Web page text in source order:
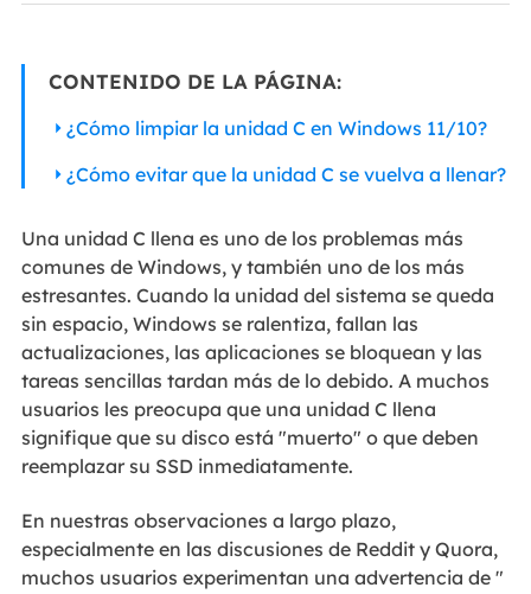
CONTENIDO DE LA PÁGINA:
¿Cómo limpiar la unidad C en Windows 11/10?
¿Cómo evitar que la unidad C se vuelva a llenar?
Una unidad C llena es uno de los problemas más
comunes de Windows, y también uno de los más
estresantes. Cuando la unidad del sistema se queda
sin espacio, Windows se ralentiza, fallan las
actualizaciones, las aplicaciones se bloquean y las
tareas sencillas tardan más de lo debido. A muchos
usuarios les preocupa que una unidad C llena
signifique que su disco está "muerto" o que deben
reemplazar su SSD inmediatamente.
En nuestras observaciones a largo plazo,
especialmente en las discusiones de Reddit y Quora,
muchos usuarios experimentan una advertencia de "